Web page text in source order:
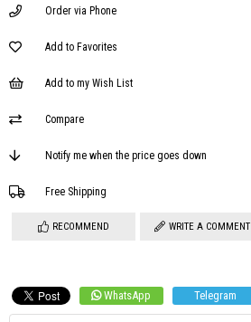
Order via Phone
Add to Favorites
Add to my Wish List
Compare
Notify me when the price goes down
Free Shipping
RECOMMEND WRITE A COMMENT
WhatsApp Telegram